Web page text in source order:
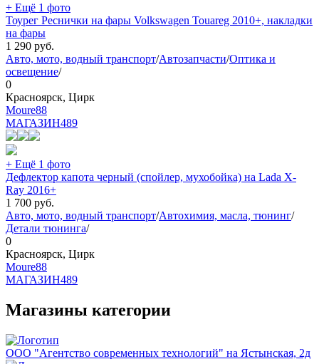
+ Ещё 1 фото
Тоурег Реснички на фары Volkswagen Touareg 2010+, накладки
на фары
1 290 руб.
Авто, мото, водный транспорт/Автозапчасти/Оптика и
освещение/
0
Красноярск, Цирк
Moure88
МАГАЗИН489
+ Ещё 1 фото
Дефлектор капота черный (спойлер, мухобойка) на Lada X-
Ray 2016+
1 700 руб.
Авто, мото, водный транспорт/Автохимия, масла, тюнинг/
Детали тюнинга/
0
Красноярск, Цирк
Moure88
МАГАЗИН489
Магазины категории
ООО "Агентство современных технологий" на Ястынская, 2д